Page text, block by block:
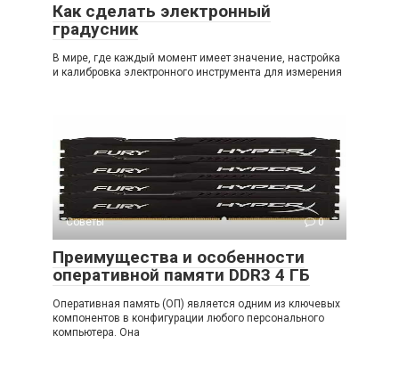
Как сделать электронный
градусник
В мире, где каждый момент имеет значение, настройка
и калибровка электронного инструмента для измерения
Советы 0
Преимущества и особенности
оперативной памяти DDR3 4 ГБ
Оперативная память (ОП) является одним из ключевых
компонентов в конфигурации любого персонального
компьютера. Она